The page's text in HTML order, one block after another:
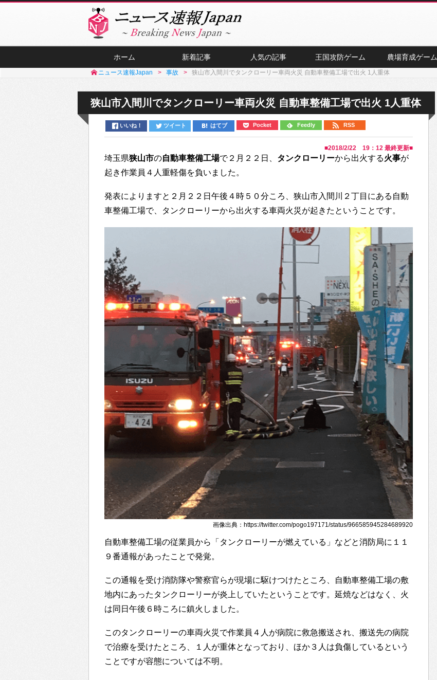
ホーム 新着記事 人気の記事 王国攻防ゲーム 農場育成ゲーム
ニュース速報Japan 事故 狭山市入間川でタンクローリー車両火災 自動車整備工場で出火 1人重体
狭山市入間川でタンクローリー車両火災 自動車整備工場で出火 1人重体
いいね！ ツイート はてブ Pocket Feedly RSS
■2018/2/22 19：12 最終更新■
埼玉県狭山市の自動車整備工場で２月２２日、 タンクローリーから出火する火事が
起き作業員４人重軽傷を負いました。
発表によりますと２月２２日午後４時５０分ころ、狭山市入間川２丁目にある自動
車整備工場で、タンクローリーから出火する車両火災が起きたということです。
画像出典：https://twitter.com/pogo197171/status/966585945284689920
自動車整備工場の従業員から「タンクローリーが燃えている」などと消防局に１１
９番通報があったことで発覚。
この通報を受け消防隊や警察官らが現場に駆けつけたところ、自動車整備工場の敷
地内にあったタンクローリーが炎上していたということです。延焼などはなく、火
は同日午後６時ころに鎮火しました。
このタンクローリーの車両火災で作業員４人が病院に救急搬送され、搬送先の病院
で治療を受けたところ、１人が重体となっており、ほか３人は負傷しているという
ことですが容態については不明。